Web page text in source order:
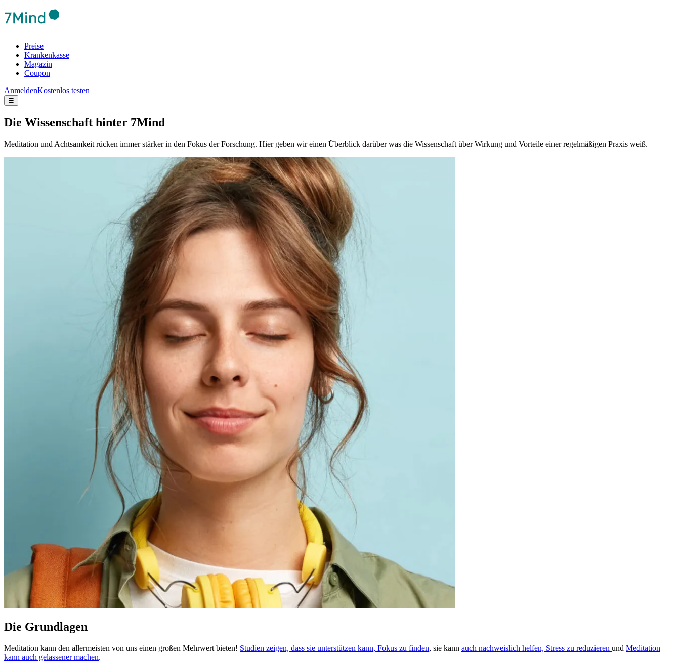
Preise
Krankenkasse
Magazin
Coupon
AnmeldenKostenlos testen
☰
Die Wis­sen­schaft hinter 7Mind
Meditation und Achtsamkeit rücken immer stärker in den Fokus der Forschung. Hier geben wir einen Überblick darüber was die Wissenschaft über Wirkung und Vorteile einer regelmäßigen Praxis weiß.
Die Grundlagen
Meditation kann den allermeisten von uns einen großen Mehrwert bieten! Stu­dien zeigen, dass sie unterstützen kann, Fokus zu finden, sie kann auch nachweislich helfen, Stress zu redu­zie­ren und Meditation
kann auch gelas­se­ner machen.